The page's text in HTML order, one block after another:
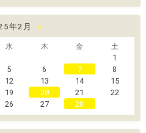
年2月
»
水 木 金
土
1
5 6 7
8
12 13 14
15
19 20 21
22
26 27 28